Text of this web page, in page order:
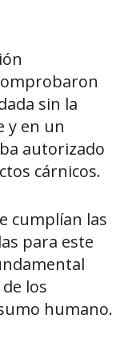
sin la
y en un
autorizado
cárnicos.
cumplían las
para este
los
humano.